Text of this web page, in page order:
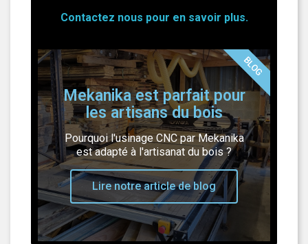
Contactez nous pour en savoir plus.
Mekanika est parfait pour
les artisans du bois
Pourquoi l'usinage CNC par Mekanika
est adapté à l'artisanat du bois ?
Lire notre article de blog
BLOG